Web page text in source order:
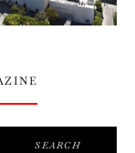
SEARCH